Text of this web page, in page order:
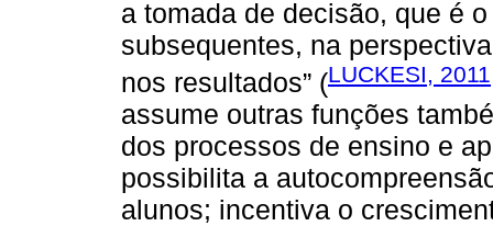
a tomada de decisão, que é
subsequentes, na
nos resultados” (LUCKESI, 2011
assume outras funções
dos processos de ensino e
possibilita a
alunos; incentiva o